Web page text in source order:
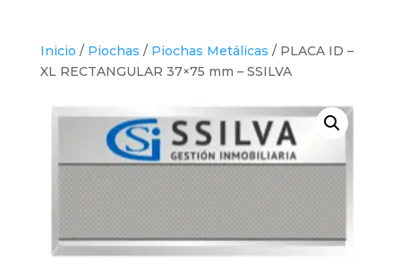
Inicio / Piochas / Piochas Metálicas / PLACA ID –
XL RECTANGULAR 37×75 mm – SSILVA